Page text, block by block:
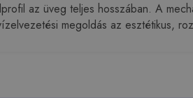
az üveg teljes hosszában. A
megoldás az esztétikus,